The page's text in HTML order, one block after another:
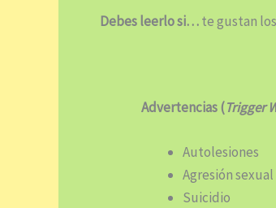
Debes leerlo si…te gustan
Advertencias (Trigger
Autolesiones
Agresión sexual
Suicidio